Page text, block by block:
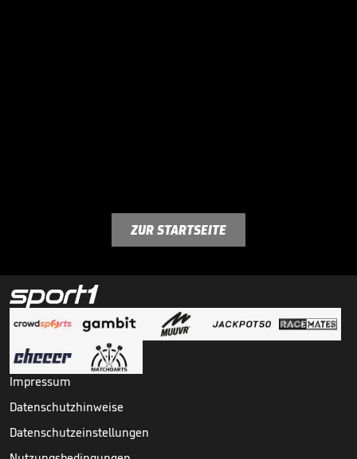
ZUR STARTSEITE
Impressum
Datenschutzhinweise
Datenschutzeinstellungen